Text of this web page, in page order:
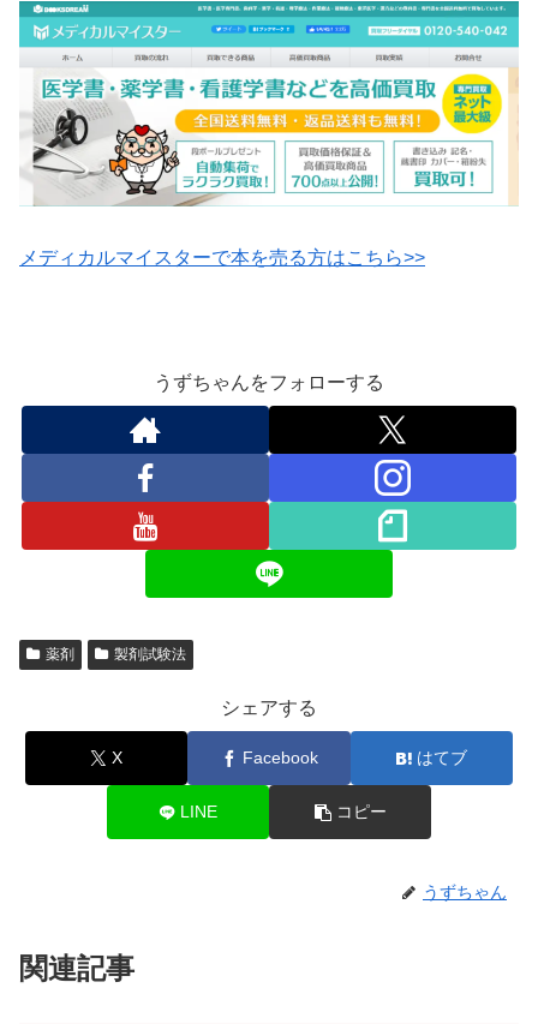
メディカルマイスターで本を売る方はこちら>>
うずちゃんをフォローする
薬剤 製剤試験法
シェアする
X Facebook はてブ
LINE コピー
うずちゃん
関連記事